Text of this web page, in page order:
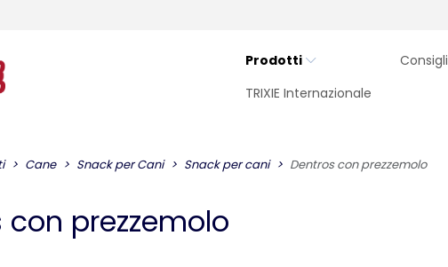
Prodotti Consigli
TRIXIE Internazionale
Cane Snack per Cani Snack per cani Dentros con prezzemolo
con prezzemolo